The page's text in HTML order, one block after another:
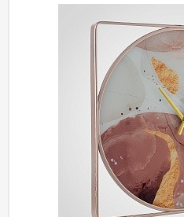
конфиденциальности